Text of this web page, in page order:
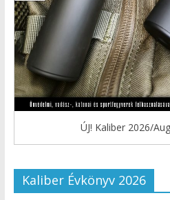
ÚJ! Kaliber 2026/
Kaliber Évkönyv 2026